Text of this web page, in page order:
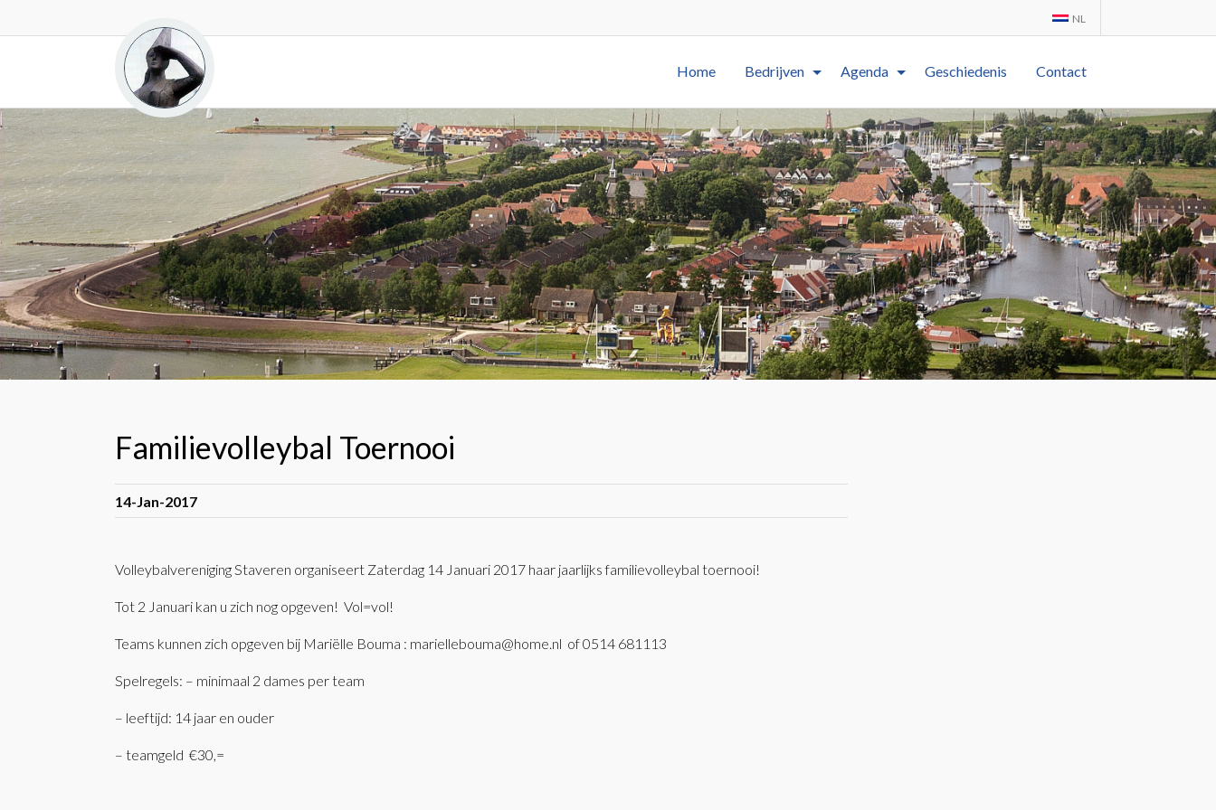
NL
Home Bedrijven Agenda Geschiedenis Contact
Familievolleybal Toernooi
14-Jan-2017
Volleybalvereniging Staveren organiseert Zaterdag 14 Januari 2017 haar jaarlijks familievolleybal toernooi!
Tot 2 Januari kan u zich nog opgeven! Vol=vol!
Teams kunnen zich opgeven bij Mariëlle Bouma : mariellebouma@home.nl of 0514 681113
Spelregels: – minimaal 2 dames per team
– leeftijd: 14 jaar en ouder
– teamgeld €30,=